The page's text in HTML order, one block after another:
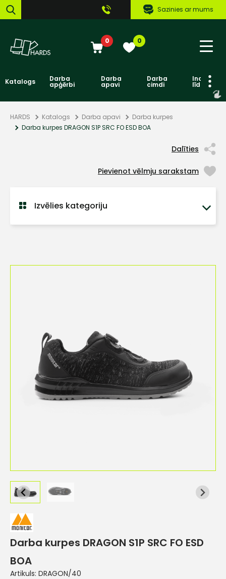
Sazinies ar mums
0 0
Katalogs Darba
apģērbi
Darba
apavi
Darba
cimdi līdzekļi
HARDS Katalogs Darba apavi
Darba kurpes
Darba kurpes DRAGON S1P SRC FO ESD BOA
Dalīties
Pievienot vēlmju sarakstam
Izvēlies kategoriju
Darba kurpes DRAGON S1P SRC FO ESD
BOA
Artikuls: DRAGON/40